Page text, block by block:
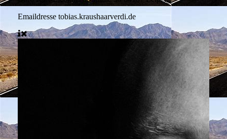
Emaildresse tobias.kraushaarverdi.de